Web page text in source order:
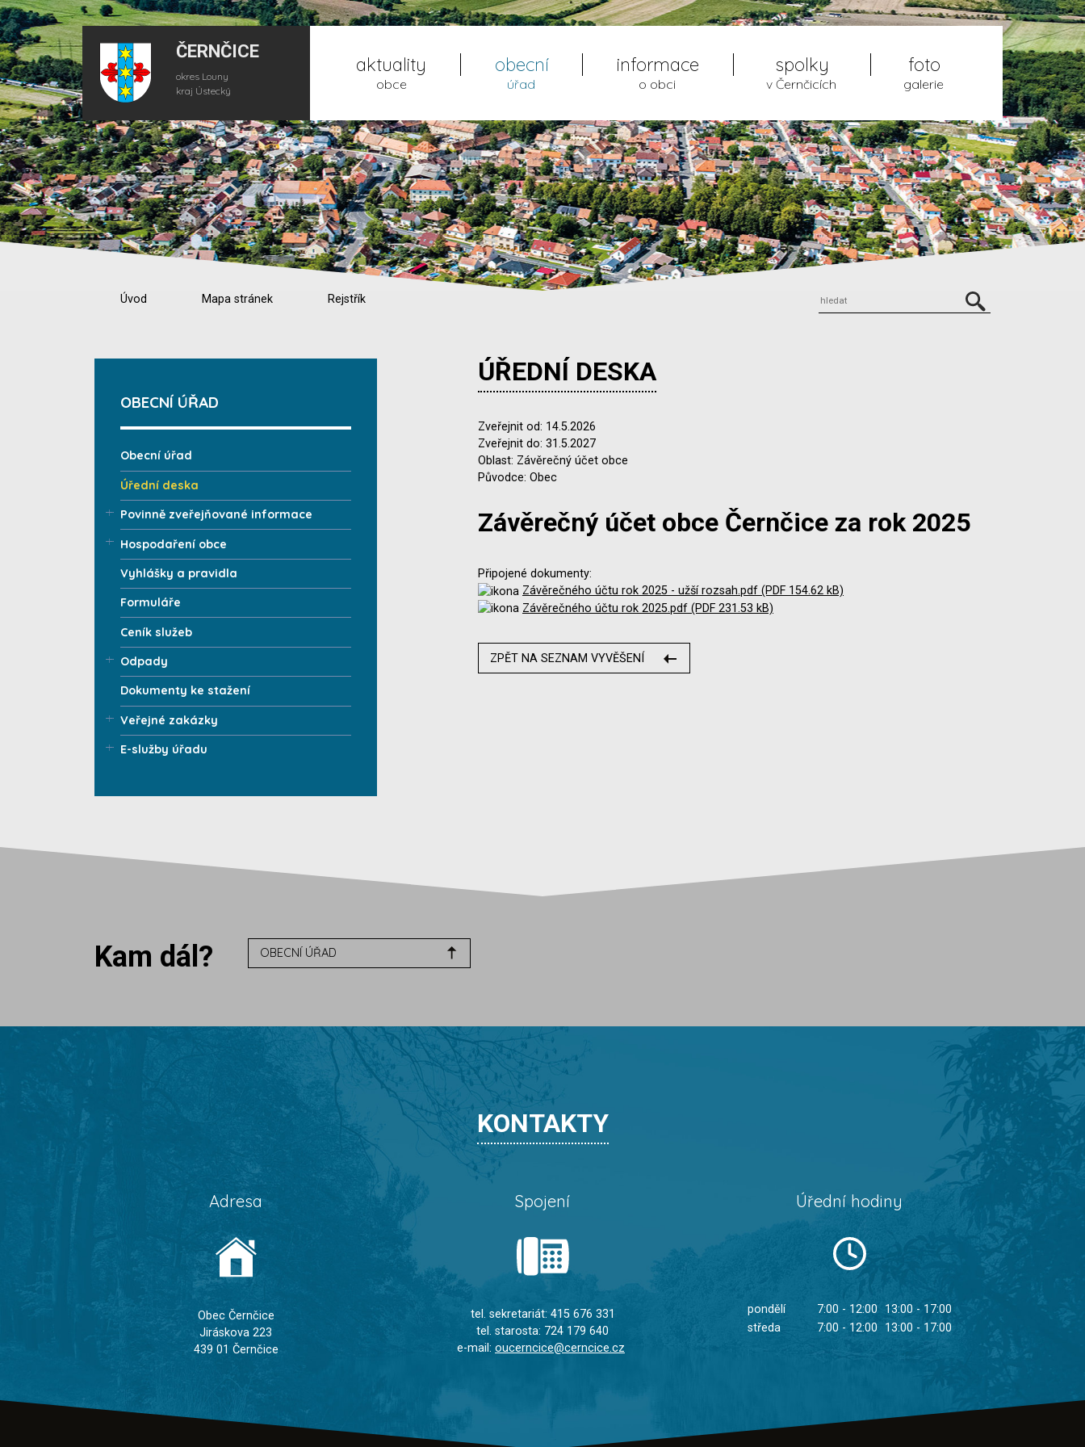
ČERNČICE
okres Louny
kraj Ústecký
aktuality
obce
obecní
úřad
informace
o obci
spolky
v Černčicích
foto
galerie
Úvod Mapa stránek Rejstřík
ÚŘEDNÍ DESKA
Zveřejnit od: 14.5.2026
Zveřejnit do: 31.5.2027
Oblast: Závěrečný účet obce
Původce: Obec
Závěrečný účet obce Černčice za rok 2025
Připojené dokumenty:
Závěrečného účtu rok 2025 - užší rozsah.pdf (PDF 154.62 kB)
Závěrečného účtu rok 2025.pdf (PDF 231.53 kB)
ZPĚT NA SEZNAM VYVĚŠENÍ
OBECNÍ ÚŘAD
Obecní úřad
Úřední deska
Povinně zveřejňované informace
Hospodaření obce
Vyhlášky a pravidla
Formuláře
Ceník služeb
Odpady
Dokumenty ke stažení
Veřejné zakázky
E-služby úřadu
Kam dál? OBECNÍ ÚŘAD
KONTAKTY
Adresa
Obec Černčice
Jiráskova 223
439 01 Černčice
Spojení
tel. sekretariát: 415 676 331
tel. starosta: 724 179 640
e-mail: oucerncice@cerncice.cz
Úřední hodiny
pondělí 7:00 - 12:00
13:00 - 17:00
středa
7:00 - 12:00 13:00 - 17:00